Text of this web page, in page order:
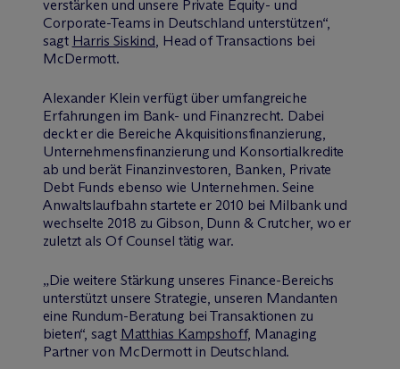
verstärken und unsere Private Equity- und
Corporate-Teams in Deutschland unterstützen“,
sagt Harris Siskind, Head of Transactions bei
McDermott.
Alexander Klein verfügt über umfangreiche
Erfahrungen im Bank- und Finanzrecht. Dabei
deckt er die Bereiche Akquisitionsfinanzierung,
Unternehmensfinanzierung und Konsortialkredite
ab und berät Finanzinvestoren, Banken, Private
Debt Funds ebenso wie Unternehmen. Seine
Anwaltslaufbahn startete er 2010 bei Milbank und
wechselte 2018 zu Gibson, Dunn & Crutcher, wo er
zuletzt als Of Counsel tätig war.
„Die weitere Stärkung unseres Finance-Bereichs
unterstützt unsere Strategie, unseren Mandanten
eine Rundum-Beratung bei Transaktionen zu
bieten“, sagt Matthias Kampshoff, Managing
Partner von McDermott in Deutschland.